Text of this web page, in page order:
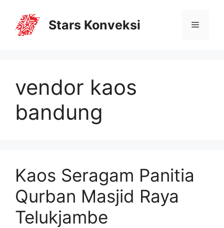
Stars Konveksi
vendor kaos
bandung
Kaos Seragam Panitia
Qurban Masjid Raya
Telukjambe